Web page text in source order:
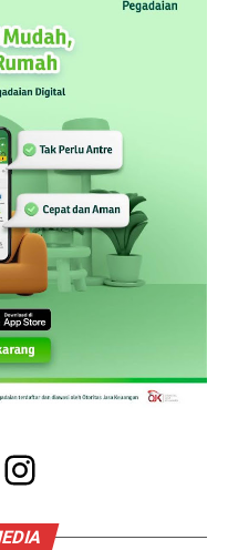
Instagram